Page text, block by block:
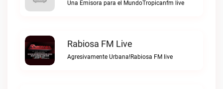
Una Emisora para el MundoTropicanfm live
Rabiosa FM Live
Agresivamente Urbana!Rabiosa FM live